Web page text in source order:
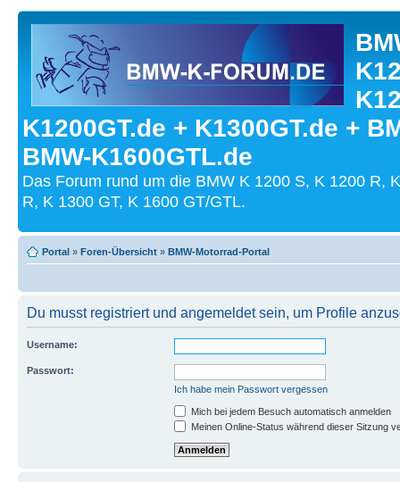
K1200GT.de + K1300GT.de +
BMW-K1600GTL.de
Das Forum rund um die BMW K 1200 S, K 1200 R,
R, K 1300 GT, K 1600 GT/GTL.
Portal » Foren-Übersicht » BMW-Motorrad-Portal
Du musst registriert und angemeldet sein, um Profile
Username:
Passwort:
Ich habe mein Passwort vergessen
Mich bei jedem Besuch automatisch anmelden
Meinen Online-Status während dieser Sitzung